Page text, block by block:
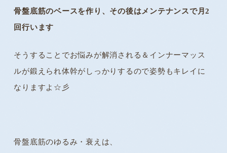
骨盤底筋のベースを作り、その後はメンテナンスで月2
回行います
そうすることでお悩みが解消される＆インナーマッス
ルが鍛えられ体幹がしっかりするので姿勢もキレイに
なりますよ☆彡
骨盤底筋のゆるみ・衰えは、